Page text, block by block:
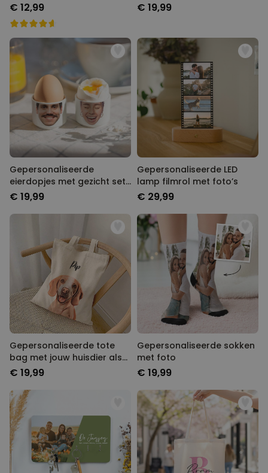
€ 12,99 € 19,99
Gepersonaliseerde
eierdopjes met gezicht set
van twee
€ 19,99
Gepersonaliseerde LED
lamp filmrol met foto’s
€ 29,99
Gepersonaliseerde tote
bag met jouw huisdier als
comic
€ 19,99
Gepersonaliseerde sokken
met foto
€ 19,99